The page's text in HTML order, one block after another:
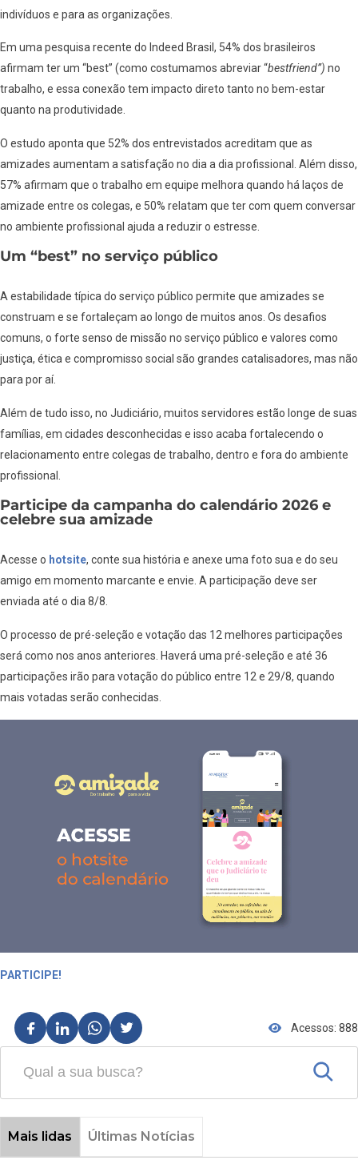
indivíduos e para as organizações.
Em uma pesquisa recente do Indeed Brasil, 54% dos brasileiros
afirmam ter um “best” (como costumamos abreviar “bestfriend”) no
trabalho, e essa conexão tem impacto direto tanto no bem-estar
quanto na produtividade.
O estudo aponta que 52% dos entrevistados acreditam que as
amizades aumentam a satisfação no dia a dia profissional. Além disso,
57% afirmam que o trabalho em equipe melhora quando há laços de
amizade entre os colegas, e 50% relatam que ter com quem conversar
no ambiente profissional ajuda a reduzir o estresse.
Um “best” no serviço público
A estabilidade típica do serviço público permite que amizades se
construam e se fortaleçam ao longo de muitos anos. Os desafios
comuns, o forte senso de missão no serviço público e valores como
justiça, ética e compromisso social são grandes catalisadores, mas não
para por aí.
Além de tudo isso, no Judiciário, muitos servidores estão longe de suas
famílias, em cidades desconhecidas e isso acaba fortalecendo o
relacionamento entre colegas de trabalho, dentro e fora do ambiente
profissional.
Participe da campanha do calendário 2026 e
celebre sua amizade
Acesse o hotsite, conte sua história e anexe uma foto sua e do seu
amigo em momento marcante e envie. A participação deve ser
enviada até o dia 8/8.
O processo de pré-seleção e votação das 12 melhores participações
será como nos anos anteriores. Haverá uma pré-seleção e até 36
participações irão para votação do público entre 12 e 29/8, quando
mais votadas serão conhecidas.
PARTICIPE!
Acessos: 888
Mais lidas Últimas Notícias